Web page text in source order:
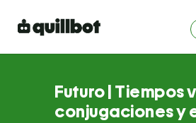
Futuro | Tiempos
conjugaciones y